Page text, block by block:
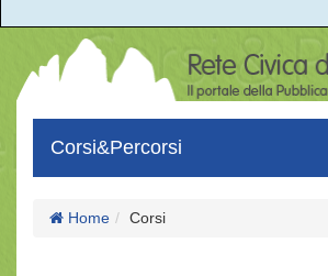
Corsi&Percorsi
Home Corsi